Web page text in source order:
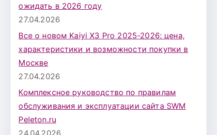
ожидать в 2026 году
27.04.2026
Все о новом Kaiyi X3 Pro 2025-2026: цена,
характеристики и возможности покупки в
Москве
27.04.2026
Комплексное руководство по правилам
обслуживания и эксплуатации сайта SWM
Peleton.ru
24.04.2026